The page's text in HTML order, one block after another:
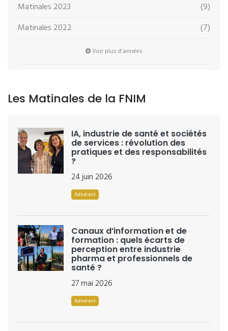
Matinales 2023
(9)
Matinales 2022
(7)
Voir plus d'années
Les Matinales de la FNIM
IA, industrie de santé et sociétés
de services : révolution des
pratiques et des responsabilités
?
24 juin 2026
Adhérent
Canaux d’information et de
formation : quels écarts de
perception entre industrie
pharma et professionnels de
santé ?
27 mai 2026
Adhérent